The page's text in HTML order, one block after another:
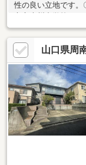
性の良い立地です
ーソン 広島南蟹屋
WHOLESALE(コス
JR広島駅まで 徒歩
山口県周